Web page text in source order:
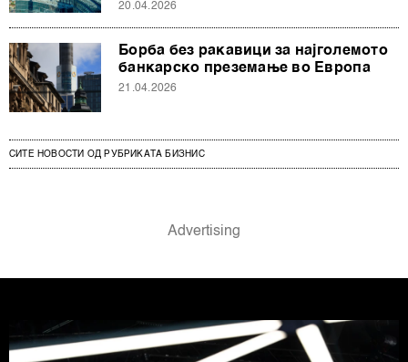
20.04.2026
Борба без ракавици за најголемото
банкарско преземање во Европа
21.04.2026
СИТЕ НОВОСТИ ОД РУБРИКАТА БИЗНИС